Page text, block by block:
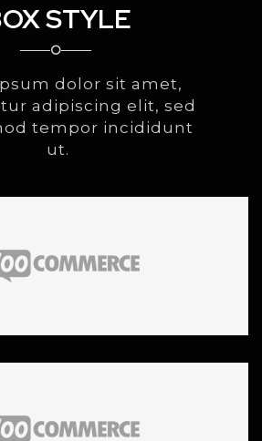
STYLE
dolor sit amet,
adipiscing elit, sed
tempor incididunt
ut.